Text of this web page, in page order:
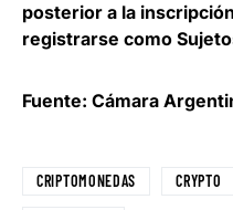
posterior a la
registrarse como
Fuente: Cámara
CRIPTOMONEDAS CRYPTO